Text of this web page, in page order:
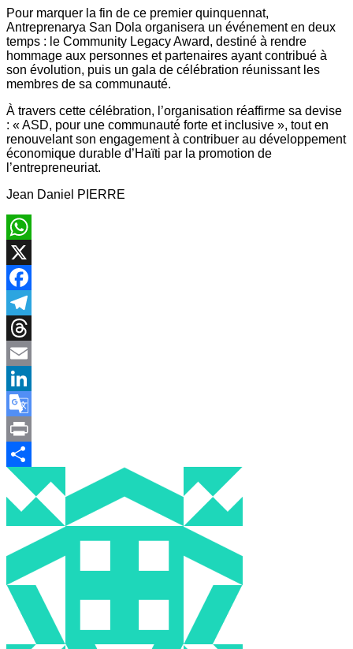
Pour marquer la fin de ce premier quinquennat,
Antreprenarya San Dola organisera un événement en deux
temps : le Community Legacy Award, destiné à rendre
hommage aux personnes et partenaires ayant contribué à
son évolution, puis un gala de célébration réunissant les
membres de sa communauté.
À travers cette célébration, l’organisation réaffirme sa devise
: « ASD, pour une communauté forte et inclusive », tout en
renouvelant son engagement à contribuer au développement
économique durable d’Haïti par la promotion de
l’entrepreneuriat.
Jean Daniel PIERRE
WhatsApp
X
Facebook
Telegram
Threads
Email
LinkedIn
Google
Translate
Print
Partager